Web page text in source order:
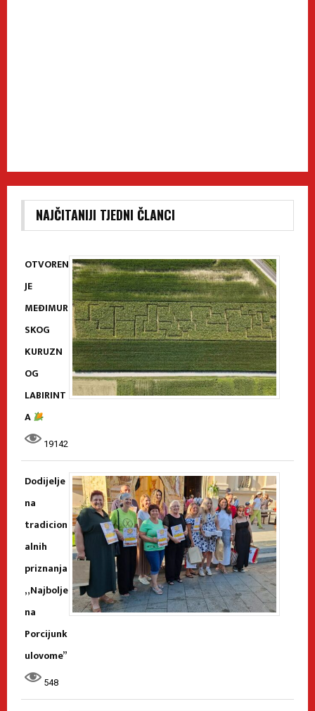
NAJČITANIJI TJEDNI ČLANCI
OTVOREN
JE
MEĐIMUR
SKOG
KURUZN
OG
LABIRINT
A
19142
Dodijelje
na
tradicion
alnih
priznanja
„Najbolje
na
Porcijunk
ulovome”
548